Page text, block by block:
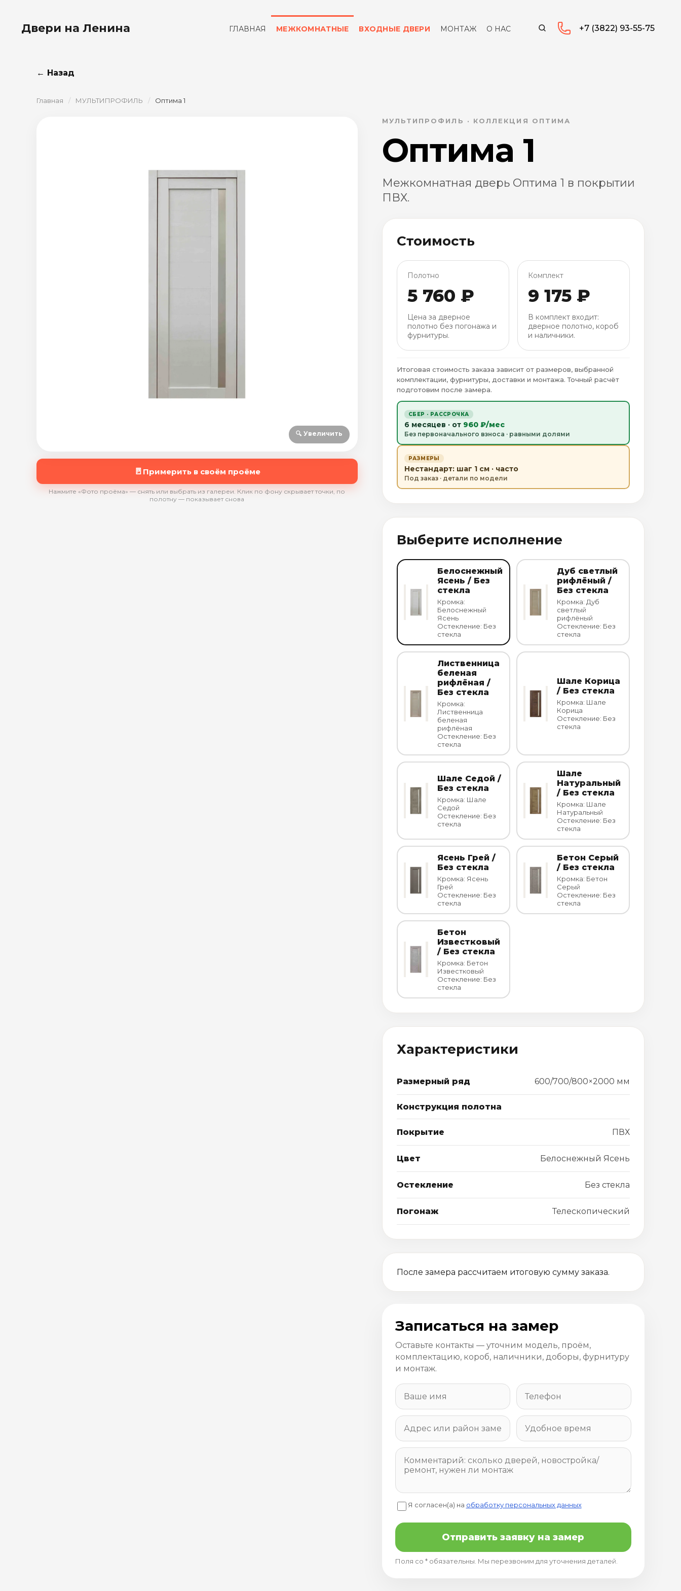
Двери на Ленина ГЛАВНАЯ МЕЖКОМНАТНЫЕ ВХОДНЫЕ ДВЕРИ МОНТАЖ О НАС +7 (3822) 93-55-75
← Назад
Главная / МУЛЬТИПРОФИЛЬ / Оптима 1
🔍 Увеличить
🚪 Примерить в своём проёме
Нажмите «Фото проёма» — снять или выбрать из галереи. Клик по фону скрывает точки, по
полотну — показывает снова
МУЛЬТИПРОФИЛЬ · КОЛЛЕКЦИЯ ОПТИМА
Оптима 1
Межкомнатная дверь Оптима 1 в покрытии
ПВХ.
Стоимость
Полотно
5 760 ₽
Цена за дверное
полотно без погонажа и
фурнитуры.
Комплект
9 175 ₽
В комплект входит:
дверное полотно, короб
и наличники.
Итоговая стоимость заказа зависит от размеров, выбранной
комплектации, фурнитуры, доставки и монтажа. Точный расчёт
подготовим после замера.
СБЕР · РАССРОЧКА
6 месяцев · от 960 ₽/мес
Без первоначального взноса · равными долями
РАЗМЕРЫ
Нестандарт: шаг 1 см · часто
Под заказ · детали по модели
Выберите исполнение
Белоснежный
Ясень / Без
стекла
Кромка:
Белоснежный
Ясень
Остекление: Без
стекла
Дуб светлый
рифлёный /
Без стекла
Кромка: Дуб
светлый
рифлёный
Остекление: Без
стекла
Лиственница
беленая
рифлёная /
Без стекла
Кромка:
Лиственница
беленая
рифлёная
Остекление: Без
стекла
Шале Корица
/ Без стекла
Кромка: Шале
Корица
Остекление: Без
стекла
Шале Седой /
Без стекла
Кромка: Шале
Седой
Остекление: Без
стекла
Шале
Натуральный
/ Без стекла
Кромка: Шале
Натуральный
Остекление: Без
стекла
Ясень Грей /
Без стекла
Кромка: Ясень
Грей
Остекление: Без
стекла
Бетон Серый
/ Без стекла
Кромка: Бетон
Серый
Остекление: Без
стекла
Бетон
Известковый
/ Без стекла
Кромка: Бетон
Известковый
Остекление: Без
стекла
Характеристики
Размерный ряд 600/700/800×2000 мм
Конструкция полотна
Покрытие ПВХ
Цвет Белоснежный Ясень
Остекление Без стекла
Погонаж Телескопический
После замера рассчитаем итоговую сумму заказа.
Записаться на замер
Оставьте контакты — уточним модель, проём,
комплектацию, короб, наличники, доборы, фурнитуру
и монтаж.
Я согласен(а) на обработку персональных данных
Отправить заявку на замер
Поля со * обязательны. Мы перезвоним для уточнения деталей.